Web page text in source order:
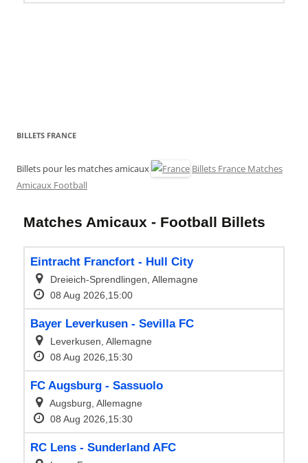
BILLETS FRANCE
Billets pour les matches amicaux
Billets France Matches
Amicaux Football